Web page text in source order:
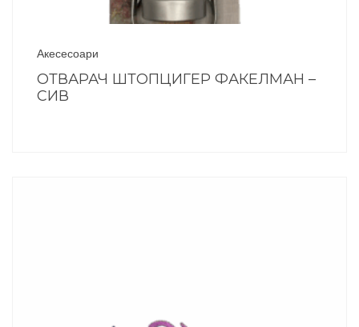
Акесесоари
ОТВАРАЧ ШТОПЦИГЕР ФАКЕЛМАН –
СИВ